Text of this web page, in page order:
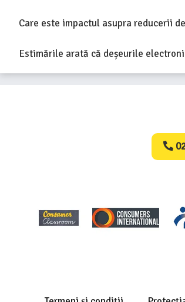
Care este impactul asupra reducerii
Estimările arată că deșeurile